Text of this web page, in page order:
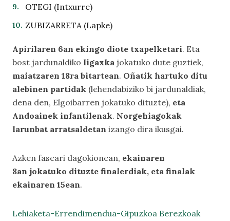
OTEGI (Intxurre)
ZUBIZARRETA (Lapke)
Apirilaren 6an ekingo diote txapelketari. Eta
bost jardunaldiko ligaxka jokatuko dute guztiek,
maiatzaren 18ra bitartean. Oñatik hartuko ditu
alebinen partidak (lehendabiziko bi jardunaldiak,
dena den, Elgoibarren jokatuko dituzte), eta
Andoainek infantilenak. Norgehiagokak
larunbat arratsaldetan izango dira ikusgai.
Azken faseari dagokionean, ekainaren
8an jokatuko dituzte finalerdiak, eta finalak
ekainaren 15ean.
Lehiaketa-Errendimendua-Gipuzkoa Berezkoak